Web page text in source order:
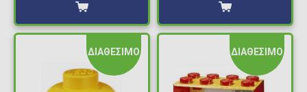
ΔΙΑΘΕΣΙΜΟ ΔΙΑΘΕΣΙΜΟ